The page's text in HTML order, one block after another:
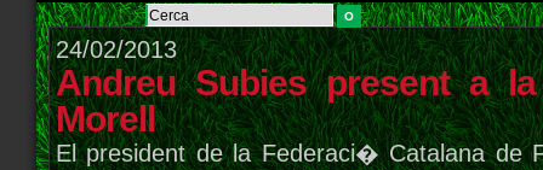
24/02/2013
Andreu Subies present a
Morell
El president de la Federaci� Catalana de